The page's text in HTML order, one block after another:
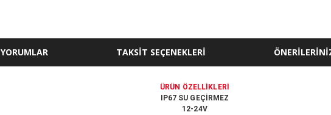
YORUMLAR TAKSİT SEÇENEKLERİ
ÜRÜN ÖZELLİKLERİ
IP67 SU GEÇİRMEZ
12-24V